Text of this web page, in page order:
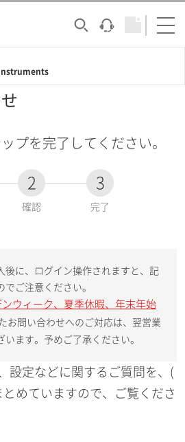
プを完了してください。
2
確認
3
完了
後に、ログイン操作されますと、記
でご注意ください。
ウィーク、夏季休暇、年末年始
お問い合わせへのご対応は、翌営業
います。予めご了承ください。
設定などに関するご質問を、(
とめていますので、ご覧くださ